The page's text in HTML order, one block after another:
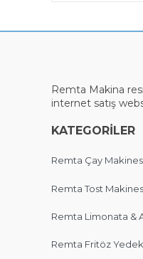
Remta Makina
internet satış
KATEGORİLER
Remta Çay
Remta Tost
Remta Limonata &
Remta Fritöz